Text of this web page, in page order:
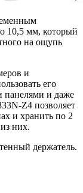
10,5 мм, который
на ощупь
и
его
панелями и даже
Z4 позволяет
и хранить по 2
них.
держатель.